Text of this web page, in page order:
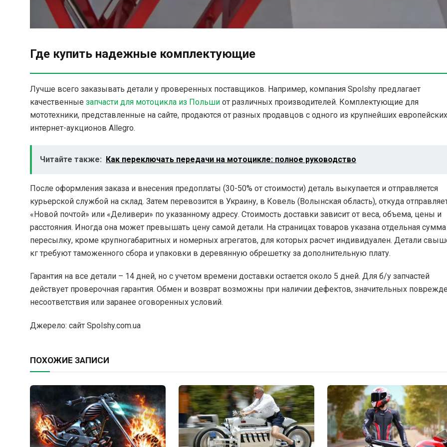
Где купить надежные комплектующие
Лучше всего заказывать детали у проверенных поставщиков. Например, компания Spolshy предлагает
качественные запчасти для мотоцикла из Польши от различных производителей. Комплектующие для
мототехники, представленные на сайте, продаются от разных продавцов с одного из крупнейших европейских
интернет-аукционов Allegro.
Читайте также: Как переключать передачи на мотоцикле: полное руководство
После оформления заказа и внесения предоплаты (30-50% от стоимости) деталь выкупается и отправляется
курьерской службой на склад. Затем перевозится в Украину, в Ковель (Волынская область), откуда
«Новой почтой» или «Деливери» по указанному адресу. Стоимость доставки зависит от веса, объема, цены и
расстояния. Иногда она может превышать цену самой детали. На страницах товаров указана отдельная сумма
пересылку, кроме крупногабаритных и номерных агрегатов, для которых расчет индивидуален. Детали
кг требуют таможенного сбора и упаковки в деревянную обрешетку за дополнительную плату.
Гарантия на все детали – 14 дней, но с учетом времени доставки остается около 5 дней. Для б/у запчастей
действует проверочная гарантия. Обмен и возврат возможны при наличии дефектов, значительных
несоответствия или заранее оговоренных условий.
Джерело: сайт Spolshy.com.ua
ПОХОЖИЕ ЗАПИСИ